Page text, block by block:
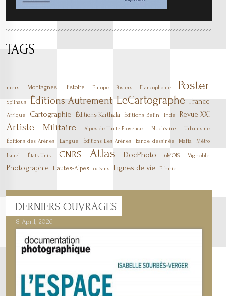
TAGS
mers Montagnes Histoire Europe Posters Francophonie Poster
Spilhaus Éditions Autrement LeCartographe France
Afrique Cartographie Éditions Karthala Éditions Belin Inde Revue XXI
Artiste Militaire Alpes-de-Haute-Provence Nucléaire Urbanisme
Éditions des Arènes Langue Éditions Les Arènes Bande dessinée Mafia Métro
Israël États-Unis CNRS Atlas DocPhoto 6MOIS Vignoble
Photographie Hautes-Alpes océans Lignes de vie Ethnie
DERNIERS OUVRAGES
8 April, 2026
7 April, 2026
1 March, 2026
23 December, 2025
9 December, 2025
6 October, 2025
5 April, 2025
17 March, 2025
11 January, 2025
10 January, 2025